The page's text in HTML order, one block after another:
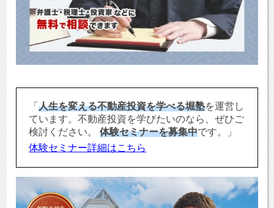
「人生を変える不動産投資を学べる堀塾を運営し
ています。不動産投資を学びたいのなら、ぜひご
検討ください。体験セミナーを募集中です。」
体験セミナー詳細はこちら